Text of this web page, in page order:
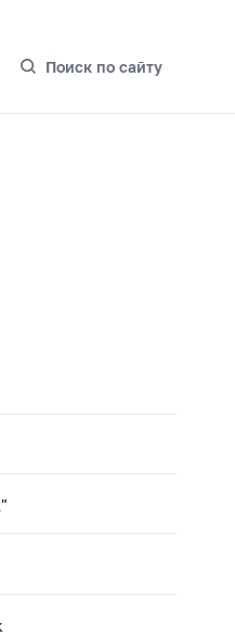
Поиск по сайту